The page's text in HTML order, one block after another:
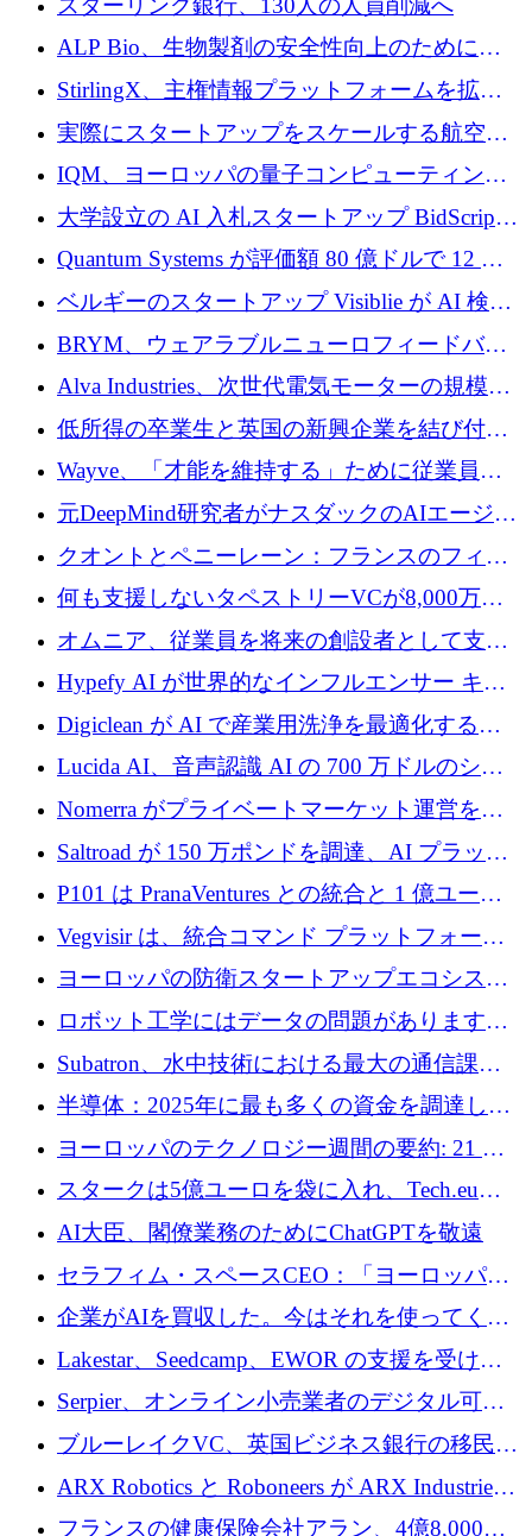
を確保
戦略を拡大
スターリング銀行、130人の人員削減へ
ALP Bio、生物製剤の安全性向上のために
Venture Kick から 16 万 1,000 ユーロを調達
StirlingX、主権情報プラットフォームを拡張
するためにシリーズ A で 2,000 万ドルを確保
実際にスタートアップをスケールする航空イ
ノベーション モデルを学ぶ
IQM、ヨーロッパの量子コンピューティング
企業として初めて米国の主要取引所に上場
大学設立の AI 入札スタートアップ BidScript
がプレシード資金総額 100 万ドルを突破
Quantum Systems が評価額 80 億ドルで 12 億
ドルを調達
ベルギーのスタートアップ Visiblie が AI 検索
の可視化のために 50 万ユーロを調達
BRYM、ウェアラブルニューロフィードバッ
クプラットフォームの開発に65万ユーロを確
Alva Industries、次世代電気モーターの規模拡
大に 1,600 万ユーロを調達
低所得の卒業生と英国の新興企業を結び付け
るためにCommon Pathを開始
Wayve、「才能を維持する」ために従業員に
8,500万ドルの株式公開買い付けを実施
元DeepMind研究者がナスダックのAIエージェ
ントを拡張するためにCreandumの資金調達で
記録を獲得
クオントとペニーレーン：フランスのフィン
テックの友人と敵
何も支援しないタペストリーVCが8,000万ド
ルの資金を調達、ロンドン事務所を開設
オムニア、従業員を将来の創設者として支援
するために Firedrop でファンドを立ち上げる
Hypefy AI が世界的なインフルエンサー キャ
ンペーンを自動化するためにシリーズ A で
720 万ドルを調達
Digiclean が AI で産業用洗浄を最適化するた
めに 250 万ユーロを調達
Lucida AI、音声認識 AI の 700 万ドルのシー
ドラウンドを終了
Nomerra がプライベートマーケット運営を自
動化するために 200 万ドルを調達
Saltroad が 150 万ポンドを調達、AI プラット
フォーム Ogma を買収して子ども向け言語療
法を拡大
P101 は PranaVentures との統合と 1 億ユーロ
のファンドによりシード投資に拡大
Vegvisir は、統合コマンド プラットフォーム
を通じて関連する無人システムを接続するた
ヨーロッパの防衛スタートアップエコシステ
ムとなったハッカソン
ロボット工学にはデータの問題があります。
Macrodata Labs はそれを解決したいと考えて
Subatron、水中技術における最大の通信課題
の 1 つに取り組むために 16 万 2,000 ユーロを
確保
半導体：2025年に最も多くの資金を調達した
10社
ヨーロッパのテクノロジー週間の要約: 21 億
ユーロの取引と Tech.eu Funding Explorer
スタークは5億ユーロを袋に入れ、Tech.eu
Funding Explorerの立ち上げ、そしてルクセン
ブルクの大きな野望
AI大臣、閣僚業務のためにChatGPTを敬遠
セラフィム・スペースCEO：「ヨーロッパは
追いつきつつある」
企業がAIを買収した。今はそれを使ってくれ
る人々が必要です
Lakestar、Seedcamp、EWOR の支援を受け、
SE3 が自律システム用の空間 AI プラットフォ
ームを発表
Serpier、オンライン小売業者のデジタル可視
性向上を支援するために 140 万ユーロを調達
ブルーレイクVC、英国ビジネス銀行の移民主
導スタートアップ支援で初のファンド獲得に
ARX Robotics と Roboneers が ARX Industries
を設立し、無人地上車両の生産を拡大
フランスの健康保険会社アラン、4億8,000万